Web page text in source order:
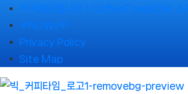
Skip
to
content
🌹커피타임나우ㅣCoffeeTimeNOW 소
🌹NOWs🌹
Privacy Policy
Site Map